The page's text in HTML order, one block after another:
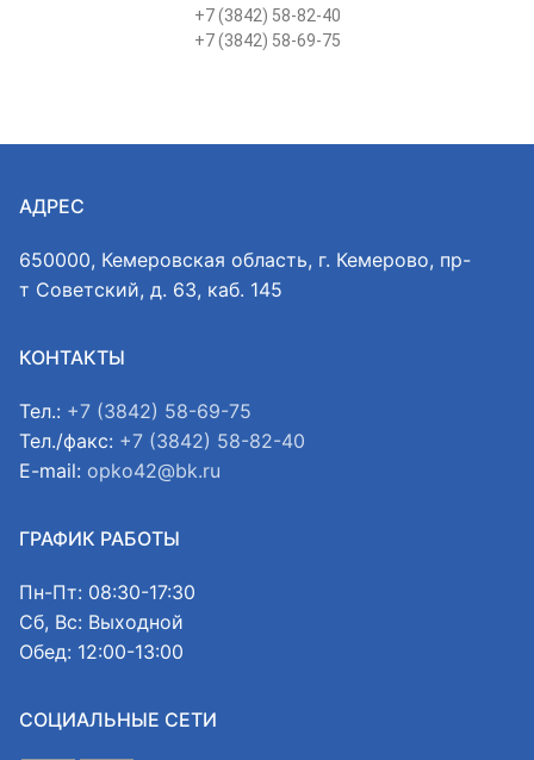
+7 (3842) 58-82-40
+7 (3842) 58-69-75
АДРЕС
650000, Кемеровская область, г. Кемерово, пр-
т Советский, д. 63, каб. 145
КОНТАКТЫ
Тел.: +7 (3842) 58-69-75
Тел./факс: +7 (3842) 58-82-40
E-mail: opko42@bk.ru
ГРАФИК РАБОТЫ
Пн-Пт: 08:30-17:30
Сб, Вс: Выходной
Обед: 12:00-13:00
СОЦИАЛЬНЫЕ СЕТИ